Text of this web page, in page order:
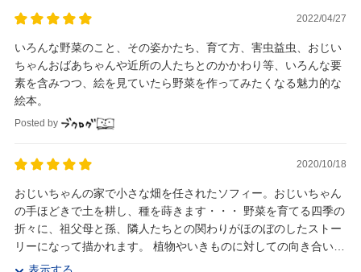
2022/04/27
いろんな野菜のこと、その姿かたち、育て方、害虫益虫、おじい
ちゃんおばあちゃんや近所の人たちとのかかわり等、いろんな要
素を含みつつ、絵を見ていたら野菜を作ってみたくなる魅力的な
絵本。
Posted by
2020/10/18
おじいちゃんの家で小さな畑を任されたソフィー。おじいちゃん
の手ほどきで土を耕し、種を蒔きます・・・ 野菜を育てる四季の
折々に、祖父母と孫、隣人たちとの関わりがほのぼのしたストー
リーになって描かれます。 植物やいきものに対しての向き合い方
や施しが、とにかく優しい...